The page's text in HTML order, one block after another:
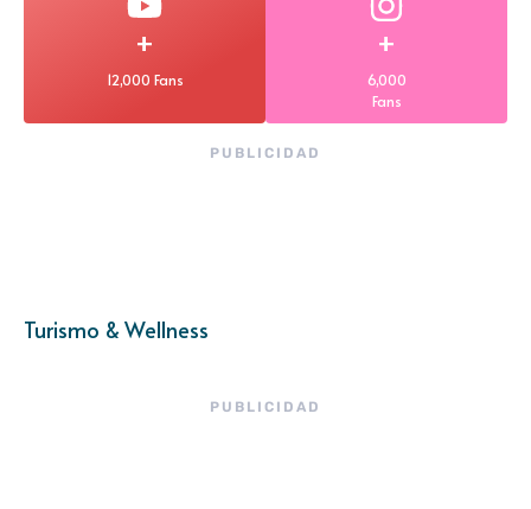
+
12,000 Fans
+
6,000
Fans
PUBLICIDAD
Turismo & Wellness
PUBLICIDAD